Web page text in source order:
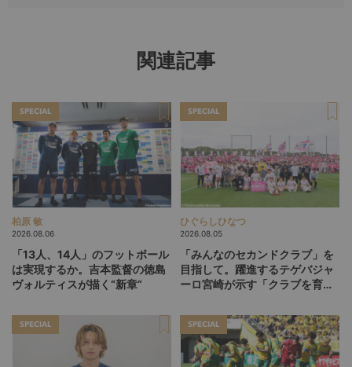
関連記事
SPECIAL
柏原 敏
2026.08.06
「13人、14人」のフットボール
は実現するか。吉本監督の徳島
ヴォルティスが描く“新章”
SPECIAL
ひぐらしひなつ
2026.08.05
「みんなのセカンドクラブ」を
目指して。躍進するテゲバジャ
ーロ宮崎が示す「クラブを育て
SPECIAL SPECIAL